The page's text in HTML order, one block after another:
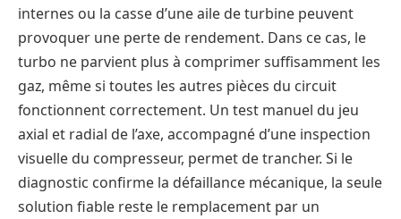
internes ou la casse d’une aile de turbine peuvent
provoquer une perte de rendement. Dans ce cas, le
turbo ne parvient plus à comprimer suffisamment les
gaz, même si toutes les autres pièces du circuit
fonctionnent correctement. Un test manuel du jeu
axial et radial de l’axe, accompagné d’une inspection
visuelle du compresseur, permet de trancher. Si le
diagnostic confirme la défaillance mécanique, la seule
solution fiable reste le remplacement par un